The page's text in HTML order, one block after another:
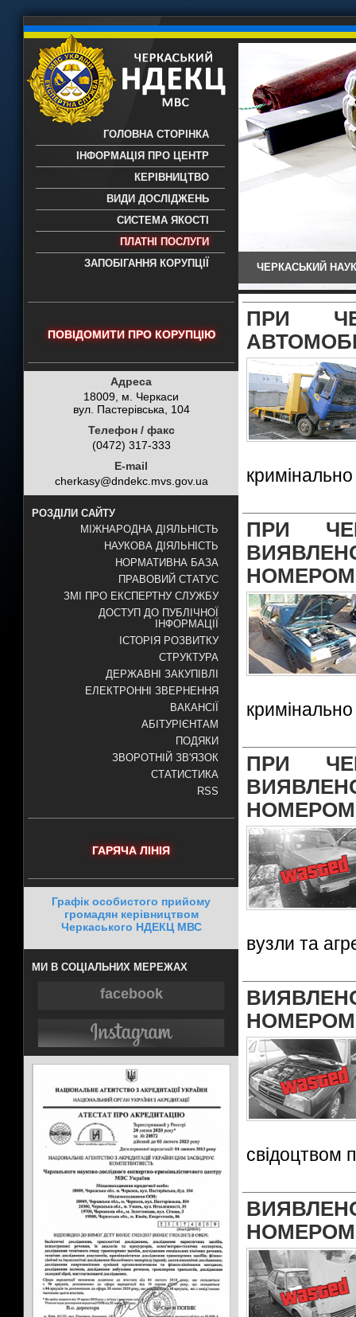
науково-дослідний експертно-
- проведення всих видів судових
експертиз
ГОЛОВНА СТОРІНКА
ІНФОРМАЦІЯ ПРО ЦЕНТР
КЕРІВНИЦТВО
ВИДИ ДОСЛІДЖЕНЬ
СИСТЕМА ЯКОСТІ
ПЛАТНІ ПОСЛУГИ
ЗАПОБІГАННЯ КОРУПЦІЇ
ЧЕРКАСЬКИЙ
ПОВІДОМИТИ ПРО КОРУПЦІЮ
Адреса
18009, м. Черкаси
вул. Пастерівська, 104
Телефон / факс
(0472) 317-333
E-mail
cherkasy@dndekc.mvs.gov.ua
РОЗДІЛИ САЙТУ
МІЖНАРОДНА ДІЯЛЬНІСТЬ
НАУКОВА ДІЯЛЬНІСТЬ
НОРМАТИВНА БАЗА
ПРАВОВИЙ СТАТУС
ЗМІ ПРО ЕКСПЕРТНУ СЛУЖБУ
ДОСТУП ДО ПУБЛІЧНОЇ
ІНФОРМАЦІЇ
ІСТОРІЯ РОЗВИТКУ
СТРУКТУРА
ДЕРЖАВНІ ЗАКУПІВЛІ
ЕЛЕКТРОННІ ЗВЕРНЕННЯ
ВАКАНСІЇ
АБІТУРІЄНТАМ
ПОДЯКИ
ЗВОРОТНІЙ ЗВ'ЯЗОК
СТАТИСТИКА
RSS
ГАРЯЧА ЛІНІЯ
Графік особистого прийому
громадян керівництвом
Черкаського НДЕКЦ МВС
МИ В СОЦІАЛЬНИХ МЕРЕЖАХ
facebook
ПРИ
ПРИ
НОМЕРОМ
ПРИ
вузли та
НОМЕРОМ
свідоцтвом
НОМЕРОМ